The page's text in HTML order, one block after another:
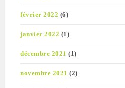
février 2022 (6)
janvier 2022 (1)
décembre 2021 (1)
novembre 2021 (2)